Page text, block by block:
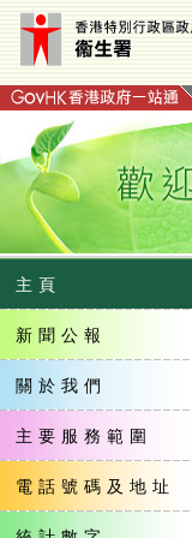
主頁
新聞公報
關於我們
主要服務範圍
電話號碼及地址